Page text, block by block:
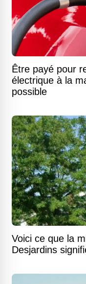
Être payé pour
électrique à la
possible
Voici ce que la
Desjardins